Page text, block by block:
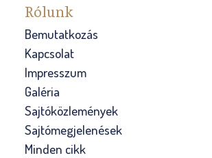
Rólunk
Bemutatkozás
Kapcsolat
Impresszum
Galéria
Sajtóközlemények
Sajtómegjelenések
Minden cikk